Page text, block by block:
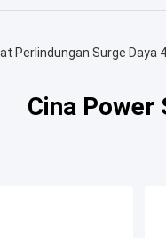
Perlindungan Surge Daya
Cina